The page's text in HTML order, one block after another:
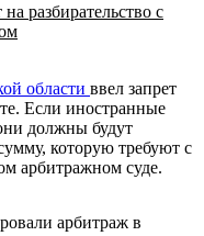
разбирательство с
области ввел запрет
Если иностранные
должны будут
которую требуют с
арбитражном суде.
арбитраж в